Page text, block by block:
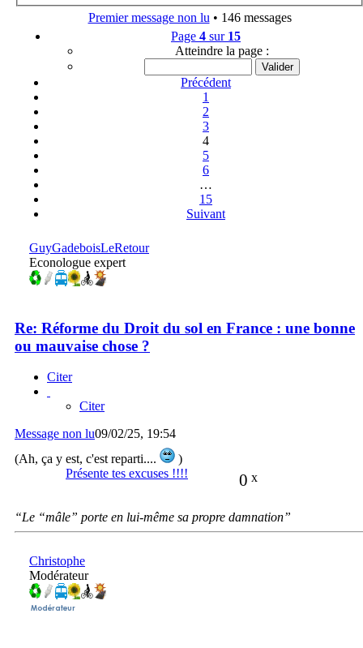
Premier message non lu • 146 messages
Page 4 sur 15
Atteindre la page :
Précédent
1
2
3
4
5
6
…
15
Suivant
GuyGadeboisLeRetour
Econologue expert
Re: Réforme du Droit du sol en France : une bonne
ou mauvaise chose ?
Citer
Citer
Message non lu09/02/25, 19:54
(Ah, ça y est, c'est reparti....
)
0 x
Présente tes excuses !!!!
“Le “mâle” porte en lui-même sa propre damnation”
Christophe
Modérateur